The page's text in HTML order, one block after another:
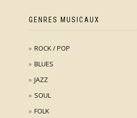
GENRES MUSICAUX
ROCK / POP
BLUES
JAZZ
SOUL
FOLK